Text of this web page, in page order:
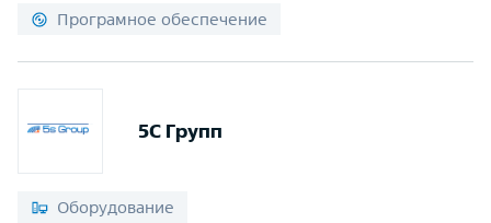
Програмное обеспечение
5С Групп
Оборудование